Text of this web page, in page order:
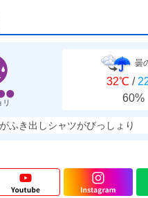
リ
曇
32℃ /
60%
ふき出しシャツがびっしょり